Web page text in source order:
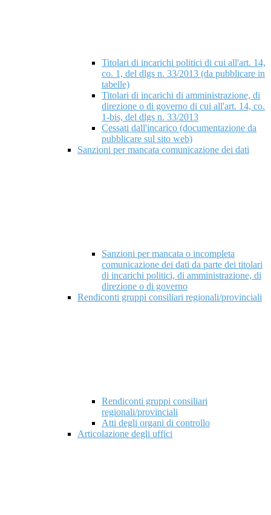
Titolari di incarichi politici di cui all'art. 14,
co. 1, del dlgs n. 33/2013 (da pubblicare in
tabelle)
Titolari di incarichi di amministrazione, di
direzione o di governo di cui all'art. 14, co.
1-bis, del dlgs n. 33/2013
Cessati dall'incarico (documentazione da
pubblicare sul sito web)
Sanzioni per mancata comunicazione dei dati
Sanzioni per mancata o incompleta
comunicazione dei dati da parte dei titolari
di incarichi politici, di amministrazione, di
direzione o di governo
Rendiconti gruppi consiliari regionali/provinciali
Rendiconti gruppi consiliari
regionali/provinciali
Atti degli organi di controllo
Articolazione degli uffici